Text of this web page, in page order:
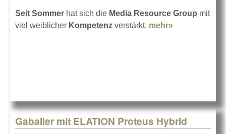
Seit Sommer hat sich die Media Resource Group mit
viel weiblicher Kompetenz verstärkt. mehr»
Gabalier mit ELATION Proteus Hybrid